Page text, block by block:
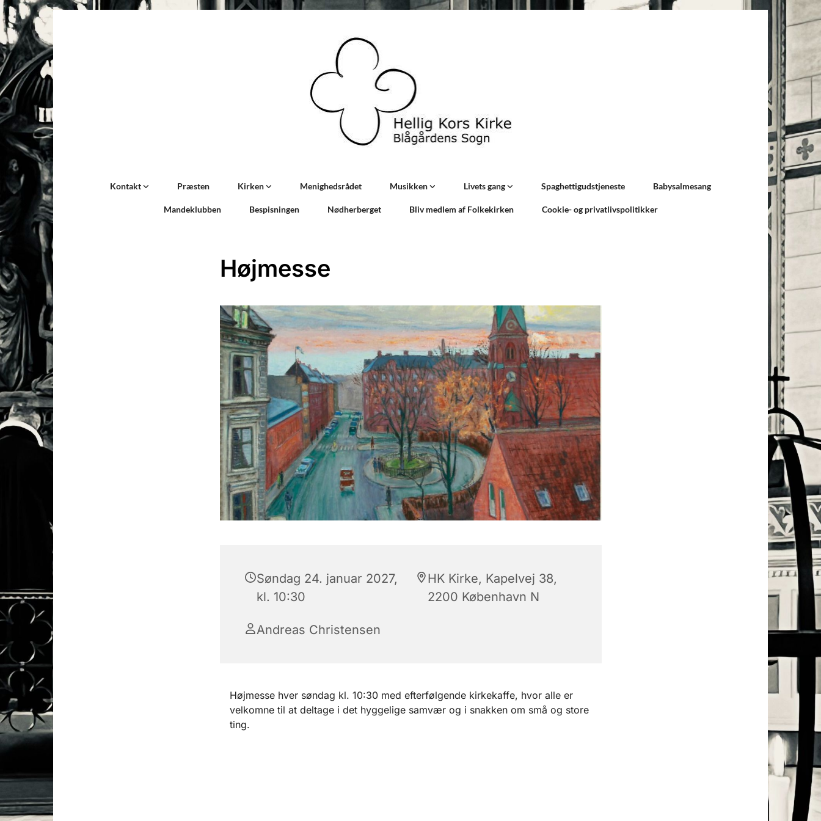
Kontakt Præsten Kirken Menighedsrådet Musikken Livets gang Spaghettigudstjeneste Babysalmesang
Mandeklubben Bespisningen Nødherberget Bliv medlem af Folkekirken Cookie- og privatlivspolitikker
Højmesse
Søndag 24. januar 2027,
kl. 10:30
HK Kirke, Kapelvej 38,
2200 København N
Andreas Christensen
Højmesse hver søndag kl. 10:30 med efterfølgende kirkekaffe, hvor alle er
velkomne til at deltage i det hyggelige samvær og i snakken om små og store
ting.